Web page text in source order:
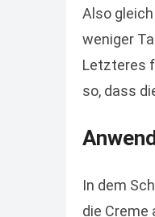
Also
weniger
Letzteres
so, dass
In dem
die Creme